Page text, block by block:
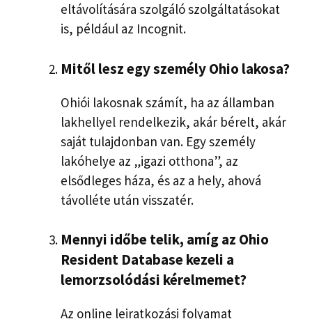
eltávolítására szolgáló szolgáltatásokat
is, például az Incognit.
Mitől lesz egy személy Ohio lakosa?
Ohiói lakosnak számít, ha az államban
lakhellyel rendelkezik, akár bérelt, akár
saját tulajdonban van. Egy személy
lakóhelye az „igazi otthona”, az
elsődleges háza, és az a hely, ahová
távolléte után visszatér.
Mennyi időbe telik, amíg az Ohio
Resident Database kezeli a
lemorzsolódási kérelmemet?
Az online leiratkozási folyamat